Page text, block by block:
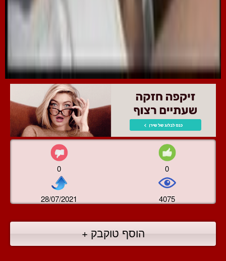
0 0
28/07/2021 4075
הוסף טוקבק +